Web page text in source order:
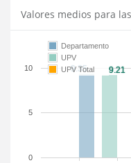
Valores medios para
0
5
10
Departamento
UPV
UPV Total